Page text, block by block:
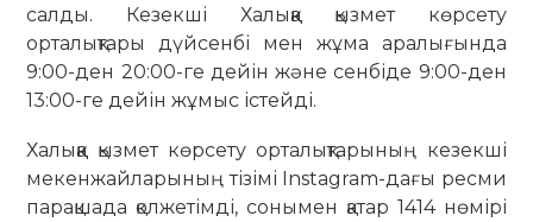
салды. Кезекші Халыққа қызмет көрсету
орталықтары дүйсенбі мен жұма аралығында
9:00-ден 20:00-ге дейін және сенбіде 9:00-ден
13:00-ге дейін жұмыс істейді.
Халыққа қызмет көрсету орталықтарының кезекші
мекенжайларының тізімі Instagram-дағы ресми
парақшада қолжетімді, сонымен қатар 1414 нөмірі